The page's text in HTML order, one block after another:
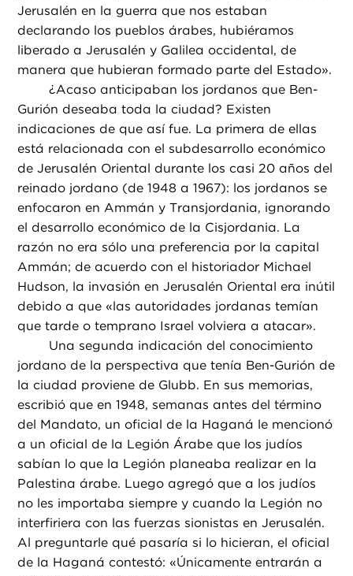
Jerusalén en la guerra que nos estaban
declarando los pueblos árabes, hubiéramos
liberado a Jerusalén y Galilea occidental, de
manera que hubieran formado parte del Estado».
¿Acaso anticipaban los jordanos que Ben-
Gurión deseaba toda la ciudad? Existen
indicaciones de que así fue. La primera de ellas
está relacionada con el subdesarrollo económico
de Jerusalén Oriental durante los casi 20 años del
reinado jordano (de 1948 a 1967): los jordanos se
enfocaron en Ammán y Transjordania, ignorando
el desarrollo económico de la Cisjordania. La
razón no era sólo una preferencia por la capital
Ammán; de acuerdo con el historiador Michael
Hudson, la invasión en Jerusalén Oriental era inútil
debido a que «las autoridades jordanas temían
que tarde o temprano Israel volviera a atacar».
Una segunda indicación del conocimiento
jordano de la perspectiva que tenía Ben-Gurión de
la ciudad proviene de Glubb. En sus memorias,
escribió que en 1948, semanas antes del término
del Mandato, un oficial de la Haganá le mencionó
a un oficial de la Legión Árabe que los judíos
sabían lo que la Legión planeaba realizar en la
Palestina árabe. Luego agregó que a los judíos
no les importaba siempre y cuando la Legión no
interfiriera con las fuerzas sionistas en Jerusalén.
Al preguntarle qué pasaría si lo hicieran, el oficial
de la Haganá contestó: «Únicamente entrarán a